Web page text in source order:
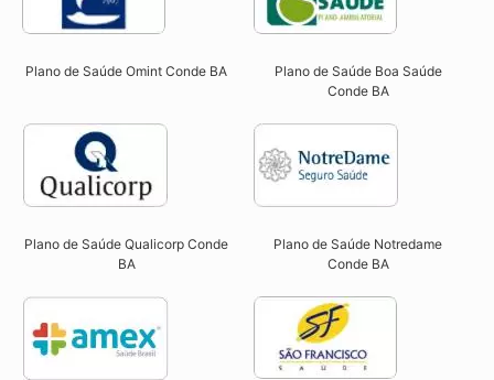
Plano de Saúde Omint Conde BA​
Plano de Saúde Boa Saúde
Conde BA​
Plano de Saúde Qualicorp Conde
BA​
Plano de Saúde Notredame
Conde BA​